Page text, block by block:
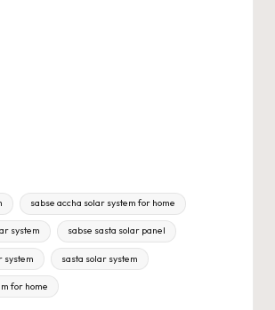
sabse accha solar system for home
system sabse sasta solar panel
system sasta solar system
for home